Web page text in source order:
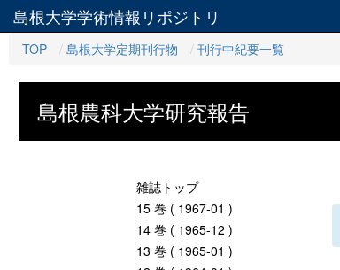
島根大学学術情報リポジトリ
TOP
島根大学定期刊行物 刊行中紀要一覧
島根農科大学研究報告
雑誌トップ
15 巻 ( 1967-01 )
14 巻 ( 1965-12 )
13 巻 ( 1965-01 )